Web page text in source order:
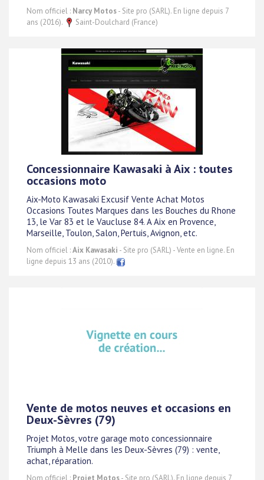
Nom officiel : Narcy Motos- Site pro (SARL). En ligne depuis 7
ans (2016).
Saint-Doulchard (France)
Concessionnaire Kawasaki à Aix : toutes
occasions moto
Aix-Moto Kawasaki Excusif Vente Achat Motos
Occasions Toutes Marques dans les Bouches du Rhone
13, le Var 83 et le Vaucluse 84. A Aix en Provence,
Marseille, Toulon, Salon, Pertuis, Avignon, etc.
Nom officiel :Aix Kawasaki - Site pro (SARL) - Vente en ligne. En
ligne depuis 13 ans (2010).
Vente de motos neuves et occasions en
Deux-Sèvres (79)
Projet Motos, votre garage moto concessionnaire
Triumph à Melle dans les Deux-Sèvres (79) : vente,
achat, réparation.
Nom officiel : Projet Motos- Site pro (SARL). En ligne depuis 7